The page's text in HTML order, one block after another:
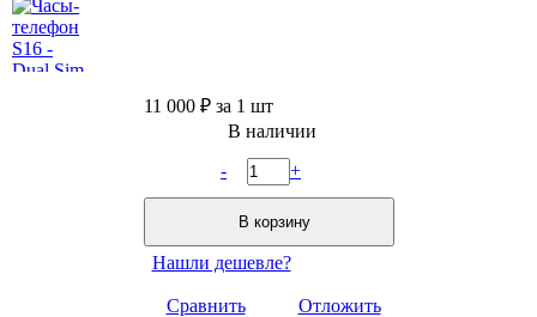
11 000 ₽ за 1 шт
В наличии
-
+
В корзину
Нашли дешевле?
Сравнить Отложить